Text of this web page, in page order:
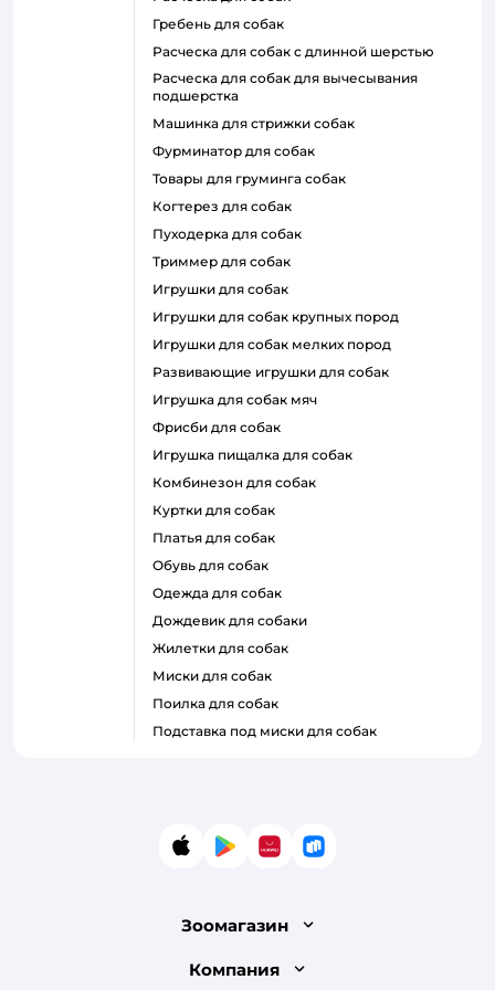
гребень для собак
расческа для собак с длинной шерстью
расческа для собак для вычесывания
подшерстка
машинка для стрижки собак
фурминатор для собак
товары для груминга собак
когтерез для собак
пуходерка для собак
триммер для собак
игрушки для собак
игрушки для собак крупных пород
игрушки для собак мелких пород
развивающие игрушки для собак
игрушка для собак мяч
фрисби для собак
игрушка пищалка для собак
комбинезон для собак
куртки для собак
платья для собак
обувь для собак
одежда для собак
дождевик для собаки
жилетки для собак
миски для собак
поилка для собак
подставка под миски для собак
App StoreGoogle Play
AppGallery
RuStore
Зоомагазин
Лицензия
Компания